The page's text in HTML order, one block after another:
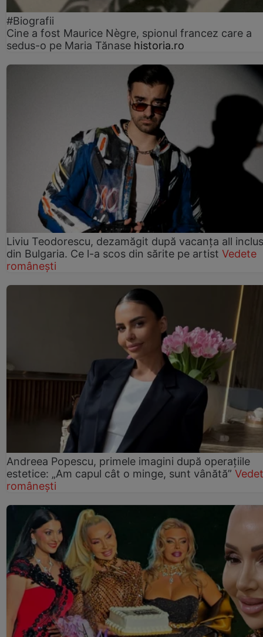
#Biografii
Cine a fost Maurice Nègre, spionul francez care a
sedus-o pe Maria Tănase historia.ro
Liviu Teodorescu, dezamăgit după vacanța all
din Bulgaria. Ce l-a scos din sărite pe artist Vedete
românești
Andreea Popescu, primele imagini după operațiile
estetice: „Am capul cât o minge, sunt vânătă”
românești